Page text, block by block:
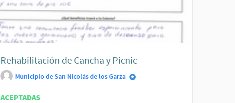
Rehabilitación de Cancha y Picnic
Municipio de San Nicolás de los Garza
ACEPTADAS